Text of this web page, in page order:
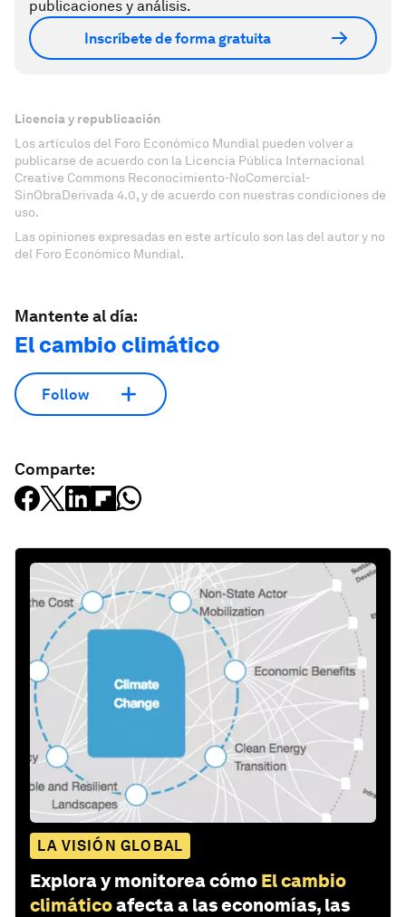
publicaciones y análisis.
Inscríbete de forma gratuita
Licencia y republicación
Los artículos del Foro Económico Mundial pueden volver a
publicarse de acuerdo con la Licencia Pública Internacional
Creative Commons Reconocimiento-NoComercial-
SinObraDerivada 4.0, y de acuerdo con nuestras condiciones de
uso.
Las opiniones expresadas en este artículo son las del autor y no
del Foro Económico Mundial.
Mantente al día:
El cambio climático
Follow
Comparte:
LA VISIÓN GLOBAL
Explora y monitorea cómo El cambio
climáticoafecta a las economías, las